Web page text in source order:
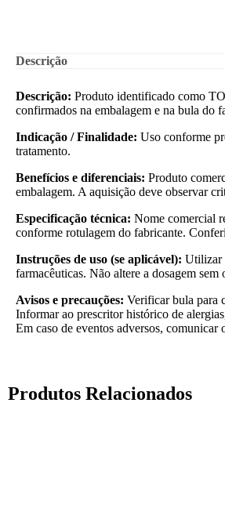
Descrição
Descrição: Produto identificado como
confirmados na embalagem e na bula do
Indicação / Finalidade: Uso conforme
tratamento.
Benefícios e diferenciais: Produto
embalagem. A aquisição deve observar
Especificação técnica: Nome comercial
conforme rotulagem do fabricante.
Instruções de uso (se aplicável): Utilizar
farmacêuticas. Não altere a dosagem
Avisos e precauções: Verificar bula para
Informar ao prescritor histórico de
Em caso de eventos adversos, comunicar
Produtos Relacionados